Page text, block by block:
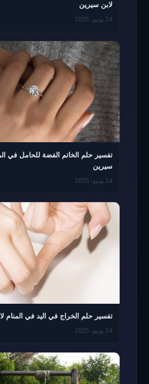
لابن سيرين
14 يونيو، 2025
تفسير حلم الخاتم الفضة للحامل في
سيرين
14 يونيو، 2025
تفسير حلم الخراج في اليد في المنام
14 يونيو، 2025